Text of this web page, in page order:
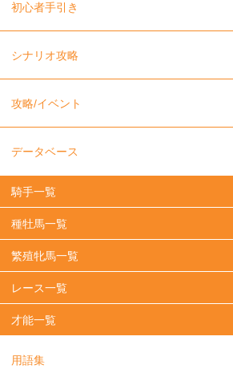
初心者手引き
シナリオ攻略
攻略/イベント
データベース
騎手一覧
種牡馬一覧
繁殖牝馬一覧
レース一覧
才能一覧
用語集